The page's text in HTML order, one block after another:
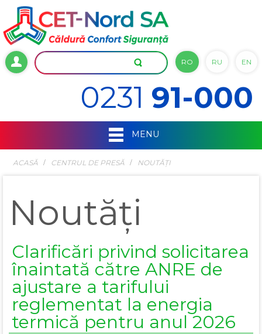
RO RU EN
0231 91-000
MENU
ACASĂ СENTRUL DE PRESĂ NOUTĂȚI
Noutăți
Clarificări privind solicitarea
înaintată către ANRE de
ajustare a tarifului
reglementat la energia
termică pentru anul 2026